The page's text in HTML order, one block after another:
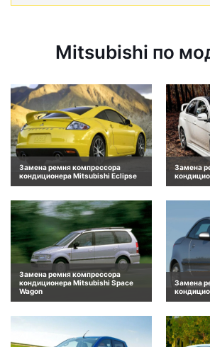
Mitsubishi по
Замена ремня компрессора
кондиционера Mitsubishi Eclipse
Замена
Замена ремня компрессора
кондиционера Mitsubishi Space
Wagon
Замена